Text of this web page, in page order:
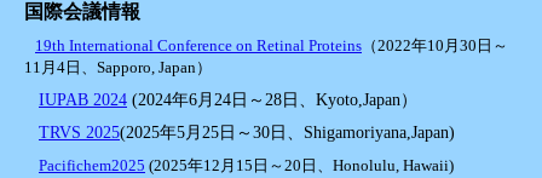
国際会議情報
19th International Conference on Retinal Proteins （2022年10月30日～
11月4日、Sapporo, Japan）
IUPAB 2024 (2024年6月24日～28日、Kyoto,Japan）
TRVS 2025(2025年5月25日～30日、Shigamoriyana,Japan)
Pacifichem2025 (2025年12月15日～20日、Honolulu, Hawaii)